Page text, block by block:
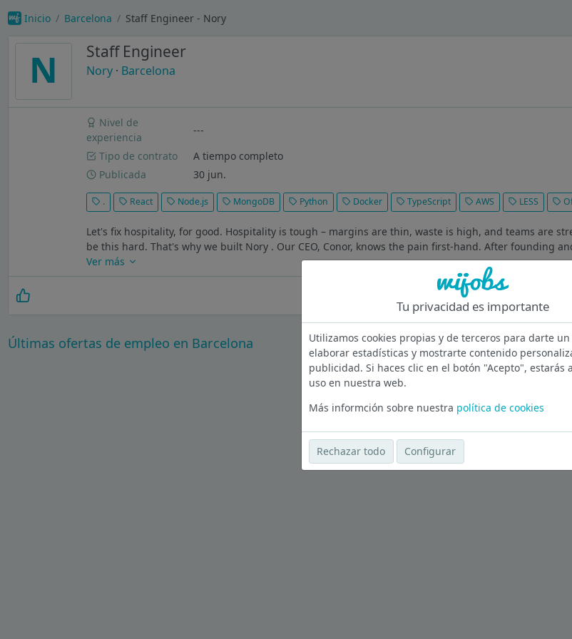
Inicio Barcelona Staff Engineer - Nory
N Staff Engineer
Nory · Barcelona
Nivel de
experiencia
---
Tipo de contrato
A tiempo completo
Publicada
30 jun.
. React Node.js MongoDB Python Docker TypeScript AWS LESS
Let's fix hospitality, for good. Hospitality is tough – margins are thin, waste is high, and teams are
be this hard. That's why we built Nory . Our CEO, Conor, knows the pain first-hand. After founding
Ver más
Últimas ofertas de empleo en Barcelona
Ver más ofertas
Tu privacidad es importante
Utilizamos cookies propias y de terceros para darte
elaborar estadísticas y mostrarte contenido
publicidad. Si haces clic en el botón "Acepto", estarás
uso en nuestra web.
Más informción sobre nuestra política de cookies
Rechazar todo Configurar